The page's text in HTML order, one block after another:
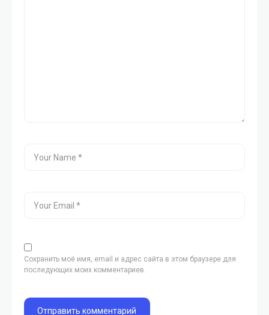
Сохранить моё имя, email и адрес сайта в этом браузере для
последующих моих комментариев.